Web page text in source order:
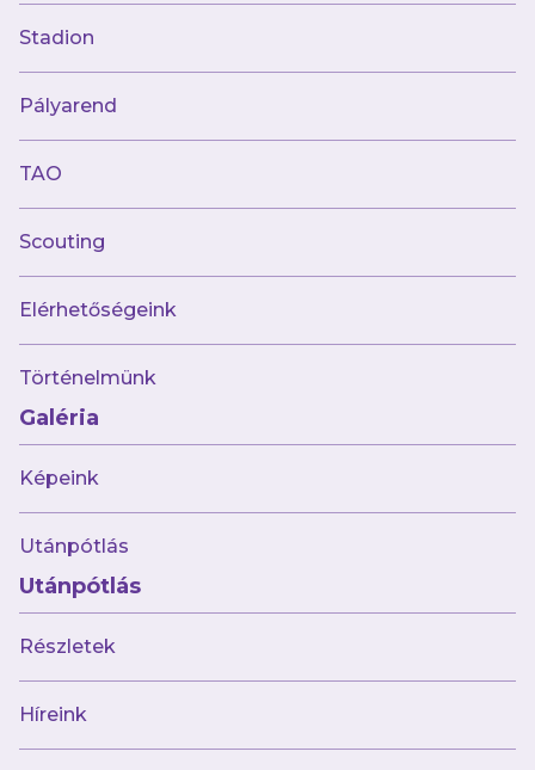
Stadion
Pályarend
TAO
Scouting
Elérhetőségeink
Történelmünk
Galéria
Képeink
Utánpótlás
Utánpótlás
Részletek
Híreink
amely a sportrendezvény megtartását,
vagyonbiztonságát veszélyezteti,
játékosokat vagy a hivatalos
megzavarhatja, erőszakos cselekményre
felhasználható, illetve amelynek
birtoklását jogszabály, a
sportrendezvényre való bevitelét a
szervező megtiltotta. Aki ilyen tárgyat a
tiltás ellenére megkísérel a
sportlétesítmény területére bevinni, vele
szemben a szervező kizárással élhet.
Nem tart magánál mások iránti
gyűlöletkeltő, rasszista, antiszemita,
mások jogait sértő, megbotránkoztató
vagy politikai vélemény kifejezésére
alkalmas eszközt, uszító feliratot, zászlót
vagy jogszabály által tiltott önkényuralmi
jelképet.
Nem tart magánál 20cmx20cmx30cm-
nél nagyobb táskát, illetve professzionális